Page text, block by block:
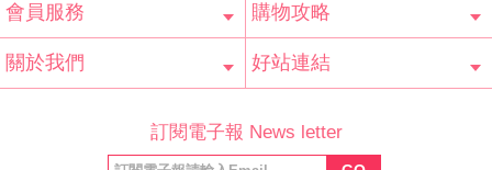
會員服務
會員辨法
客服信箱
隱私條款
網站導覽
購物攻略
常見問題
購物說明
訂單查詢
關於我們 好站連結
福利協會
絲專頁
訂閱電子報 News letter